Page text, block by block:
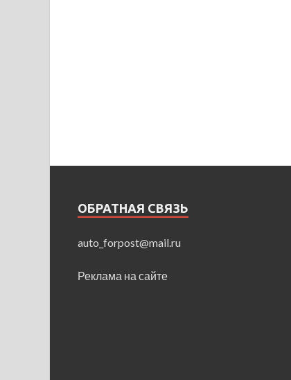
ОБРАТНАЯ СВЯЗЬ
auto_forpost@mail.ru
Реклама на сайте